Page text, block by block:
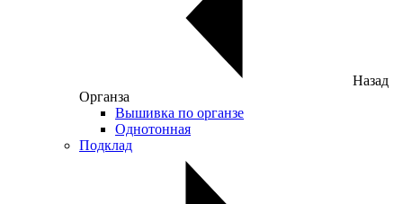
Назад
Органза
Вышивка по органзе
Однотонная
Подклад